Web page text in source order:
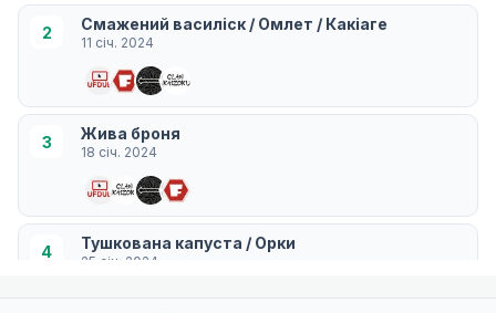
2 Смажений василіск / Омлет / Какіаге
11 січ. 2024
3 Жива броня
18 січ. 2024
4 Тушкована капуста / Орки
25 січ. 2024